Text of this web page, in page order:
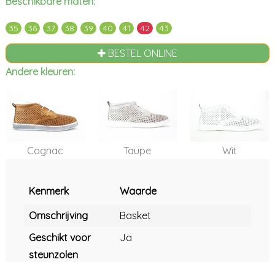
35 36 37 38 39 40 41 42 43
BESTEL ONLINE
Andere kleuren:
Cognac Taupe Wit
Kenmerk
Waarde
Omschrijving
Basket
Geschikt voor
steunzolen
Ja